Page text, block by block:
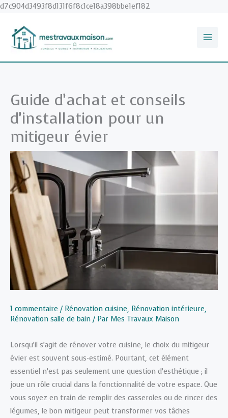
d7c904d3493f8d131f6f8c1ce18a398bbe1ef182
Guide d’achat et conseils
d’installation pour un
mitigeur évier
1 commentaire / Rénovation cuisine, Rénovation intérieure,
Rénovation salle de bain / Par Mes Travaux Maison
Lorsqu’il s’agit de rénover votre cuisine, le choix du mitigeur
évier est souvent sous-estimé. Pourtant, cet élément
essentiel n’est pas seulement une question d’esthétique ; il
joue un rôle crucial dans la fonctionnalité de votre espace. Que
vous soyez en train de remplir des casseroles ou de rincer des
légumes, le bon mitigeur peut transformer vos tâches